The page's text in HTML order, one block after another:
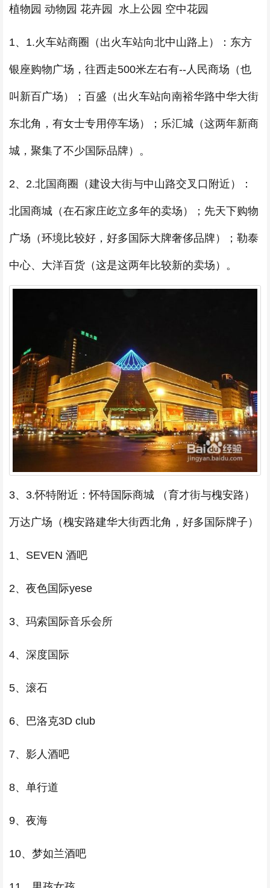
植物园 动物园 花卉园 水上公园 空中花园
1、1.火车站商圈（出火车站向北中山路上）：东方
银座购物广场，往西走500米左右有--人民商场（也
叫新百广场）；百盛（出火车站向南裕华路中华大街
东北角，有女士专用停车场）；乐汇城（这两年新商
城，聚集了不少国际品牌）。
2、2.北国商圈（建设大街与中山路交叉口附近）：
北国商城（在石家庄屹立多年的卖场）；先天下购物
广场（环境比较好，好多国际大牌奢侈品牌）；勒泰
中心、大洋百货（这是这两年比较新的卖场）。
3、3.怀特附近：怀特国际商城 （育才街与槐安路）
万达广场（槐安路建华大街西北角，好多国际牌子）
1、SEVEN 酒吧
2、夜色国际yese
3、玛索国际音乐会所
4、深度国际
5、滚石
6、巴洛克3D club
7、影人酒吧
8、单行道
9、夜海
10、梦如兰酒吧